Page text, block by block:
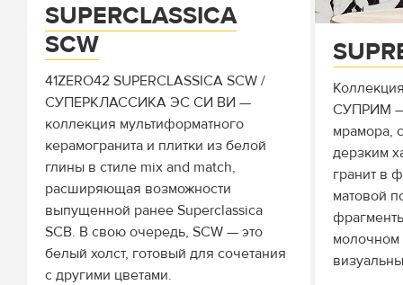
SUPERCLASSICA
SCW
41ZERO42 SUPERCLASSICA SCW /
СУПЕРКЛАССИКА ЭС СИ ВИ —
коллекция мультиформатного
керамогранита и плитки из белой
глины в стиле mix and match,
расширяющая возможности
выпущенной ранее Superclassica
SCB. В свою очередь, SCW — это
белый холст, готовый для сочетания
с другими цветами.
СУПРИМ —
мрамора,
дерзким
гранит в
матовой